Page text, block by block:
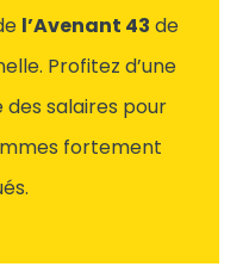
l’Avenant 43 de
Profitez d’une
salaires pour
fortement